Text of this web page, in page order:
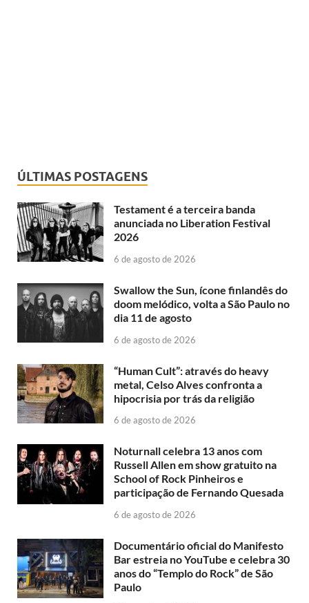
ÚLTIMAS POSTAGENS
Testament é a terceira banda
anunciada no Liberation Festival
2026
6 de agosto de 2026
Swallow the Sun, ícone finlandês do
doom melódico, volta a São Paulo no
dia 11 de agosto
6 de agosto de 2026
“Human Cult”: através do heavy
metal, Celso Alves confronta a
hipocrisia por trás da religião
6 de agosto de 2026
Noturnall celebra 13 anos com
Russell Allen em show gratuito na
School of Rock Pinheiros e
participação de Fernando Quesada
6 de agosto de 2026
Documentário oficial do Manifesto
Bar estreia no YouTube e celebra 30
anos do “Templo do Rock” de São
Paulo